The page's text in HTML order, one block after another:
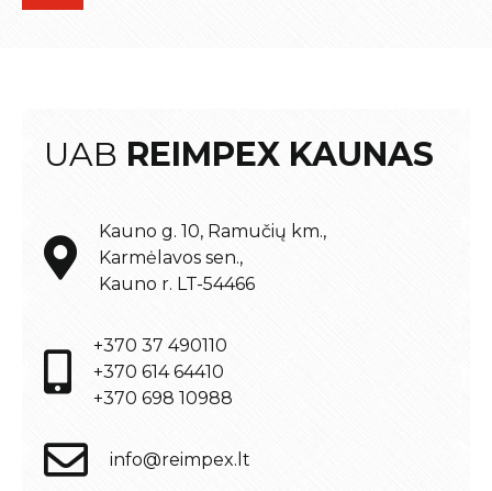
UAB REIMPEX KAUNAS
Kauno g. 10, Ramučių km.,
Karmėlavos sen.,
Kauno r. LT-54466
+370 37 490110
+370 614 64410
+370 698 10988
info@reimpex.lt